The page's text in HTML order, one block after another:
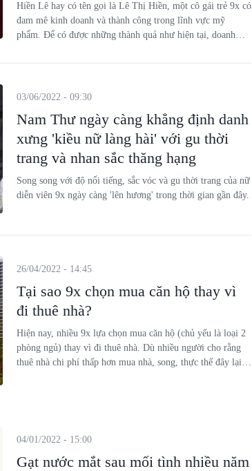
Hiền Lê hay có tên gọi là Lê Thị Hiền, một cô gái trẻ 9x có
đam mê kinh doanh và thành công trong lĩnh vực mỹ
phẩm. Để có được những thành quả như hiện tại, doanh
Nam Thư ngày càng khẳng định danh
xưng 'kiều nữ làng hài' với gu thời
trang và nhan sắc thăng hạng
03/06/2022 - 09:30
Song song với độ nổi tiếng, sắc vóc và gu thời trang của nữ
diễn viên 9x ngày càng 'lên hương' trong thời gian gần đây.
Tại sao 9x chọn mua căn hộ thay vì
đi thuê nhà?
26/04/2022 - 14:45
Hiện nay, nhiều 9x lựa chọn mua căn hộ (chủ yếu là loại 2
phòng ngủ) thay vì đi thuê nhà. Dù nhiều người cho rằng
thuê nhà chi phí thấp hơn mua nhà, song, thực thế đây lại là
Gạt nước mắt sau mối tình nhiều năm
04/01/2022 - 15:00